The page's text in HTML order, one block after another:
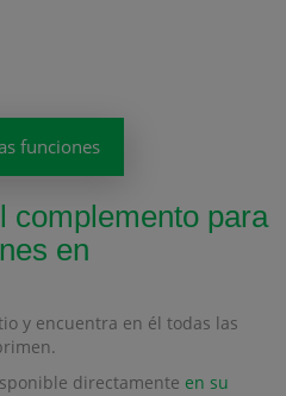
funciones
complemento para
en
y encuentra en él todas las
directamente en su